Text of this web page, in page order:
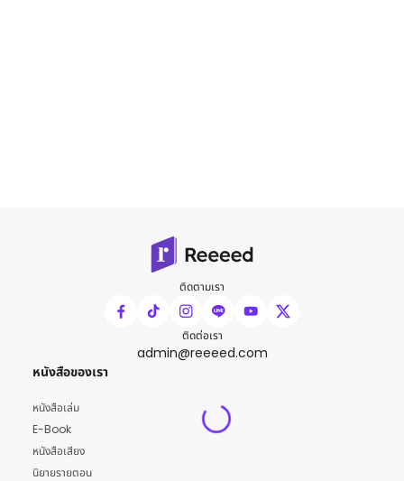
ติดตามเรา
ติดต่อเรา
admin@reeeed.com
หนังสือของเรา
หนังสือเล่ม
E-Book
หนังสือเสียง
นิยายรายตอน